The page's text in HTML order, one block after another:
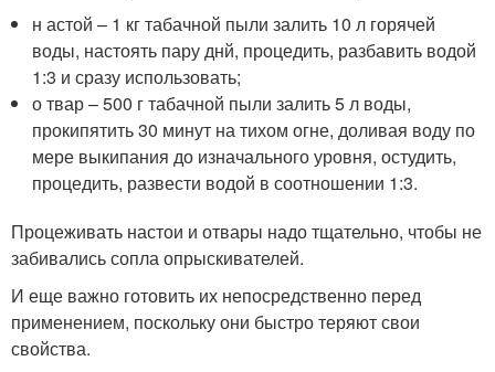
н астой – 1 кг табачной пыли залить 10 л горячей
воды, настоять пару днй, процедить, разбавить водой
1:3 и сразу использовать;
о твар – 500 г табачной пыли залить 5 л воды,
прокипятить 30 минут на тихом огне, доливая воду по
мере выкипания до изначального уровня, остудить,
процедить, развести водой в соотношении 1:3.
Процеживать настои и отвары надо тщательно, чтобы не
забивались сопла опрыскивателей.
И еще важно готовить их непосредственно перед
применением, поскольку они быстро теряют свои
свойства.